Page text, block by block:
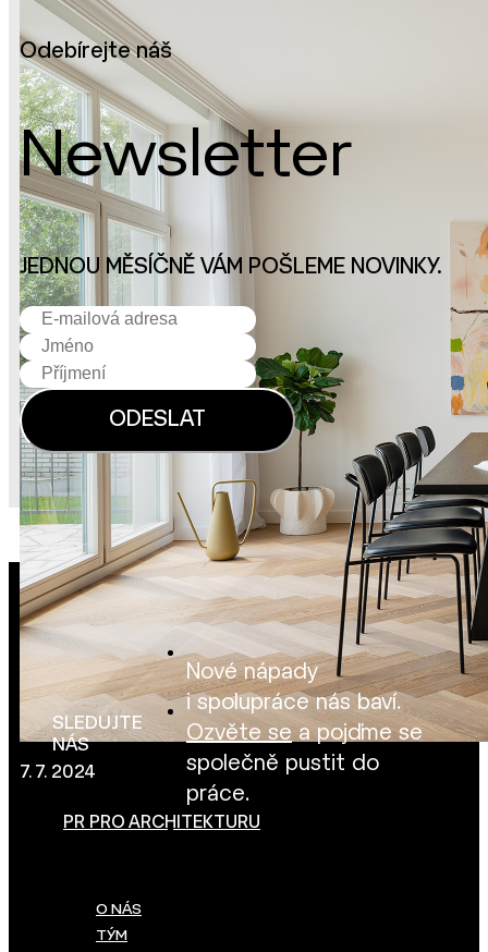
7. 7. 2024
PR PRO ARCHITEKTURU
Odebírejte náš
Newsletter
JEDNOU MĚSÍČNĚ VÁM POŠLEME NOVINKY.
SLEDUJTE
NÁS
Nové nápady
i spolupráce nás baví.
Ozvěte se a pojďme se
společně pustit do
práce.
O NÁS
TÝM